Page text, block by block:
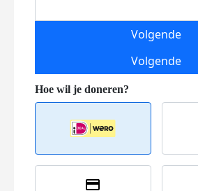
Volgende
Volgende